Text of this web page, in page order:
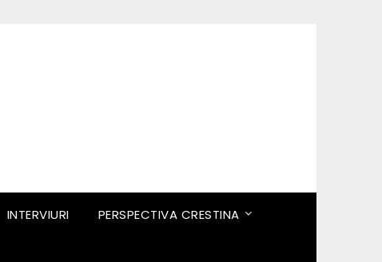
INTERVIURI PERSPECTIVA CRESTINA